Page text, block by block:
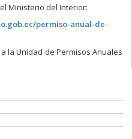
Ministerio del Interior:
permiso-anual-de-
la Unidad de Permisos Anuales